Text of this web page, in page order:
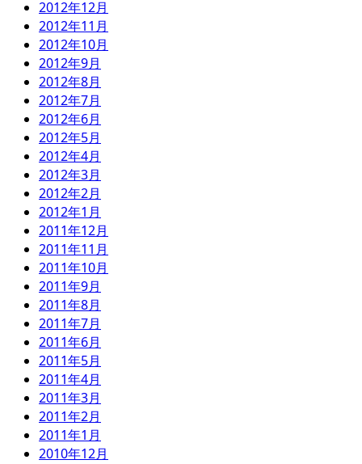
2012年12月
2012年11月
2012年10月
2012年9月
2012年8月
2012年7月
2012年6月
2012年5月
2012年4月
2012年3月
2012年2月
2012年1月
2011年12月
2011年11月
2011年10月
2011年9月
2011年8月
2011年7月
2011年6月
2011年5月
2011年4月
2011年3月
2011年2月
2011年1月
2010年12月